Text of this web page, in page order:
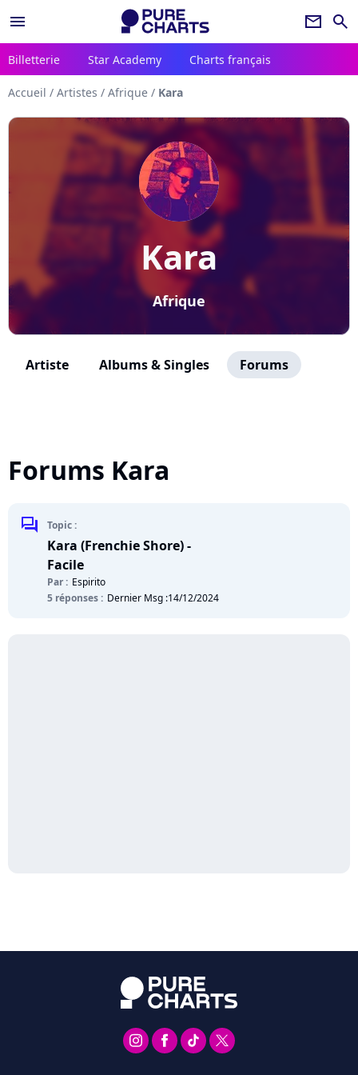
menu newsletter search
Billetterie Star Academy Charts français
Accueil / Artistes / Afrique / Kara
Kara
Afrique
Artiste Albums & Singles Forums
Forums Kara
chat Topic :
Kara (Frenchie Shore) -
Facile
Par : Espirito
5 réponses : Dernier Msg :14/12/2024